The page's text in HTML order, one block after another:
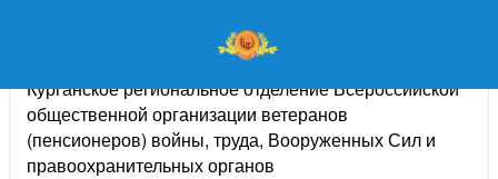
Курганское региональное отделение Всероссийской
общественной организации ветеранов
(пенсионеров) войны, труда, Вооруженных Сил и
правоохранительных органов